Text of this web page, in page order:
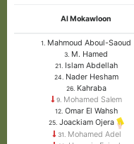
Al Mokawloon
1. Mahmoud Aboul-Saoud
3. M. Hamed
21. Islam Abdellah
24. Nader Hesham
26.Kahraba
9.Mohamed Salem
12.Omar El Wahsh
25.Joackiam Ojera
31. Mohamed Adel